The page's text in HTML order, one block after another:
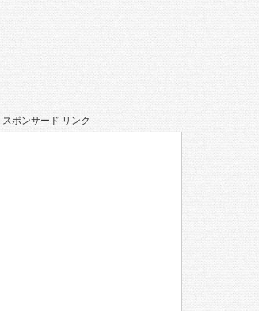
スポンサード リンク